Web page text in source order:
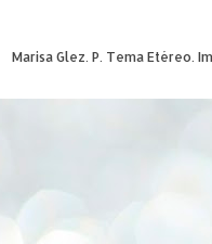
Marisa Glez. P. Tema Etéreo.